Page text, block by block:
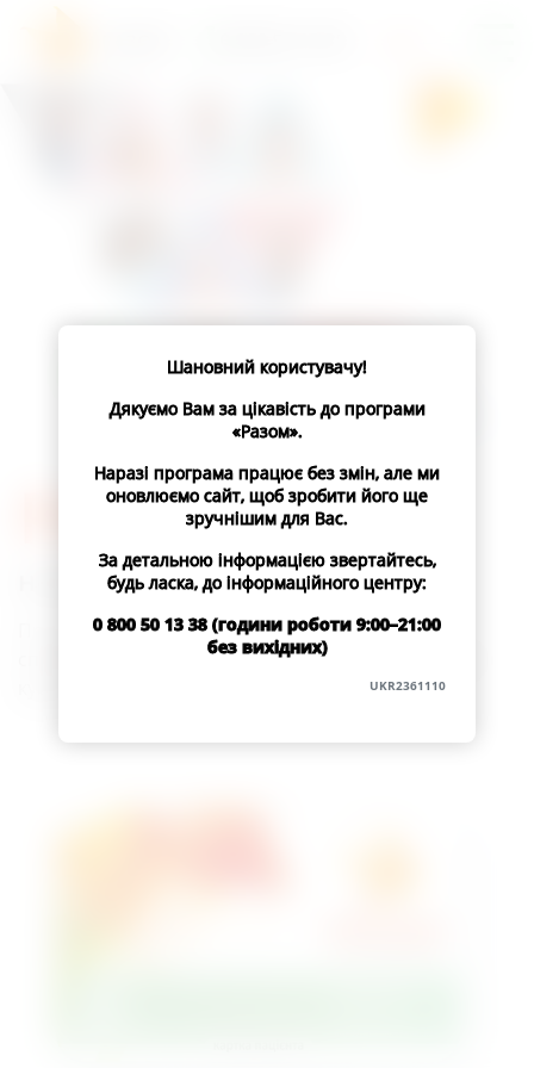
Шановний користувачу!
Дякуємо Вам за цікавість до програми
«Разом».
Наразі програма працює без змін, але ми
оновлюємо сайт, щоб зробити його ще
зручнішим для Вас.
За детальною інформацією звертайтесь,
будь ласка, до інформаційного центру:
0 800 50 13 38 (години роботи 9:00–21:00
без вихідних)
UKR2361110
РАЗОМ
на варті вашого здоров’я
Програма Підтримки Пацієнтів, метою якої є
сприяння наміру пацієнтів дотримуватися схеми і